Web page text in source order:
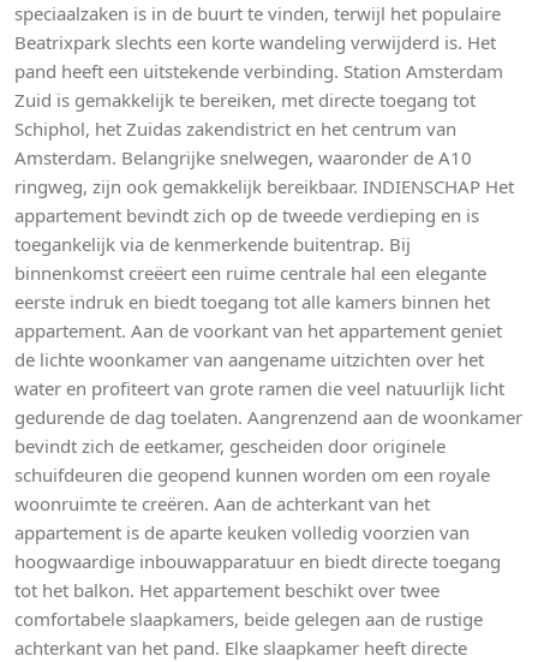
speciaalzaken is in de buurt te vinden, terwijl het populaire
Beatrixpark slechts een korte wandeling verwijderd is. Het
pand heeft een uitstekende verbinding. Station Amsterdam
Zuid is gemakkelijk te bereiken, met directe toegang tot
Schiphol, het Zuidas zakendistrict en het centrum van
Amsterdam. Belangrijke snelwegen, waaronder de A10
ringweg, zijn ook gemakkelijk bereikbaar. INDIENSCHAP Het
appartement bevindt zich op de tweede verdieping en is
toegankelijk via de kenmerkende buitentrap. Bij
binnenkomst creëert een ruime centrale hal een elegante
eerste indruk en biedt toegang tot alle kamers binnen het
appartement. Aan de voorkant van het appartement geniet
de lichte woonkamer van aangename uitzichten over het
water en profiteert van grote ramen die veel natuurlijk licht
gedurende de dag toelaten. Aangrenzend aan de woonkamer
bevindt zich de eetkamer, gescheiden door originele
schuifdeuren die geopend kunnen worden om een royale
woonruimte te creëren. Aan de achterkant van het
appartement is de aparte keuken volledig voorzien van
hoogwaardige inbouwapparatuur en biedt directe toegang
tot het balkon. Het appartement beschikt over twee
comfortabele slaapkamers, beide gelegen aan de rustige
achterkant van het pand. Elke slaapkamer heeft directe